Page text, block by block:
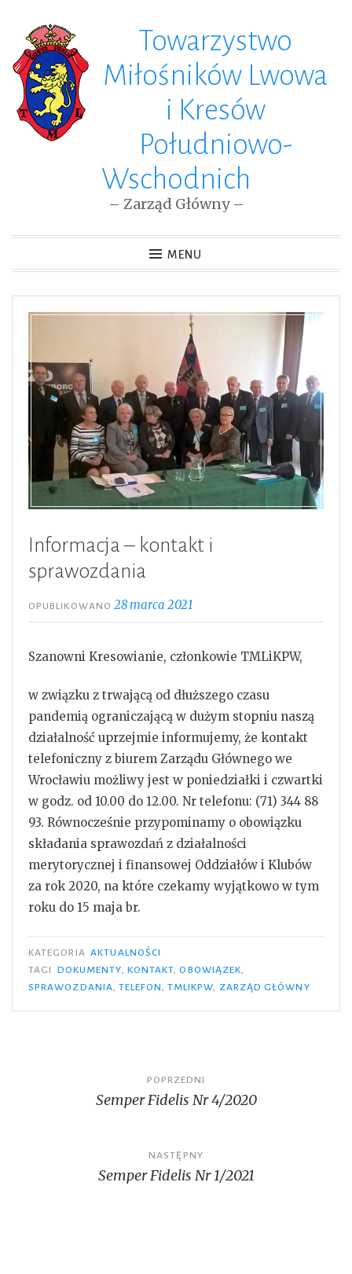
content
Towarzystwo
Miłośników Lwowa
i Kresów
Południowo-
Wschodnich
– Zarząd Główny –
MENU
Informacja – kontakt i
sprawozdania
OPUBLIKOWANO28 marca 2021
Szanowni Kresowianie, członkowie TMLiKPW,
w związku z trwającą od dłuższego czasu
pandemią ograniczającą w dużym stopniu naszą
działalność uprzejmie informujemy, że kontakt
telefoniczny z biurem Zarządu Głównego we
Wrocławiu możliwy jest w poniedziałki i czwartki
w godz. od 10.00 do 12.00. Nr telefonu: (71) 344 88
93. Równocześnie przypominamy o obowiązku
składania sprawozdań z działalności
merytorycznej i finansowej Oddziałów i Klubów
za rok 2020, na które czekamy wyjątkowo w tym
roku do 15 maja br.
KATEGORIA AKTUALNOŚCI
TAGI
DOKUMENTY KONTAKT ,OBOWIĄZEK
SPRAWOZDANIA ,TELEFON TMLIKPW ZARZĄD GŁÓWNY
POPRZEDNI
Semper Fidelis Nr 4/2020
NASTĘPNY
Semper Fidelis Nr 1/2021